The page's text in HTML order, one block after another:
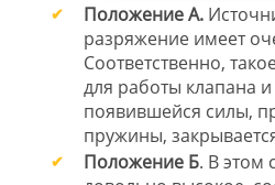
Положение А.
разряжение имеет
Соответственно,
для работы клапана
появившейся силы,
пружины,
Положение Б. В этом